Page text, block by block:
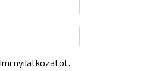
nyilatkozatot.